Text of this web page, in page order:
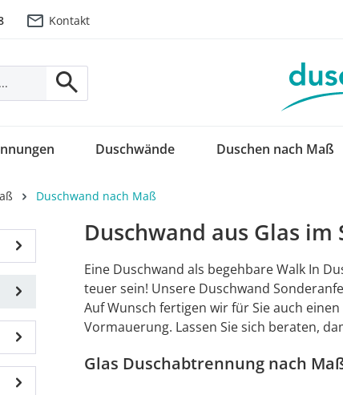
Kontakt
Duschwände Duschen nach Maß
Duschwand nach Maß
Duschwand aus Glas im
Eine Duschwand als begehbare Walk In
teuer sein! Unsere Duschwand
Auf Wunsch fertigen wir für Sie auch
Vormauerung. Lassen Sie sich beraten,
Glas Duschabtrennung nach